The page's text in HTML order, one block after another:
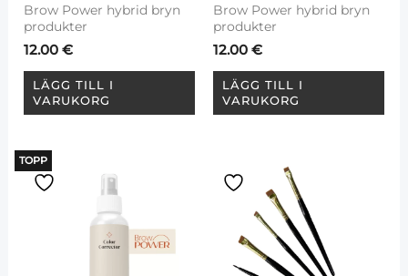
Brow Power hybrid bryn
produkter
12.00€
LÄGG TILL I
VARUKORG
Brow Power hybrid bryn
produkter
12.00 €
LÄGG TILL I
VARUKORG
TOPP